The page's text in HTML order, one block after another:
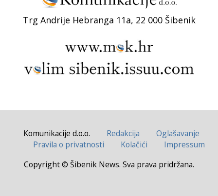
Trg Andrije Hebranga 11a, 22 000 Šibenik
Komunikacije d.o.o. Redakcija
Oglašavanje
Pravila o privatnosti
Kolačići
Impressum
Copyright © Šibenik News. Sva prava pridržana.